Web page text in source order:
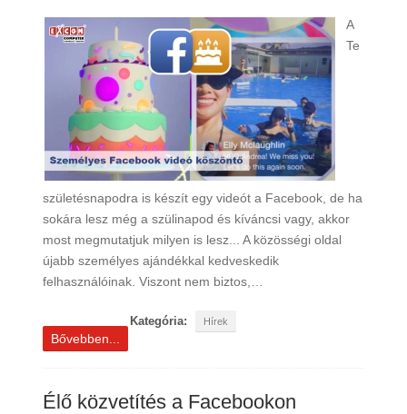
A
Te
születésnapodra is készít egy videót a Facebook, de ha
sokára lesz még a szülinapod és kíváncsi vagy, akkor
most megmutatjuk milyen is lesz... A közösségi oldal
újabb személyes ajándékkal kedveskedik
felhasználóinak. Viszont nem biztos,…
Kategória: Hírek
Bővebben...
Élő közvetítés a Facebookon